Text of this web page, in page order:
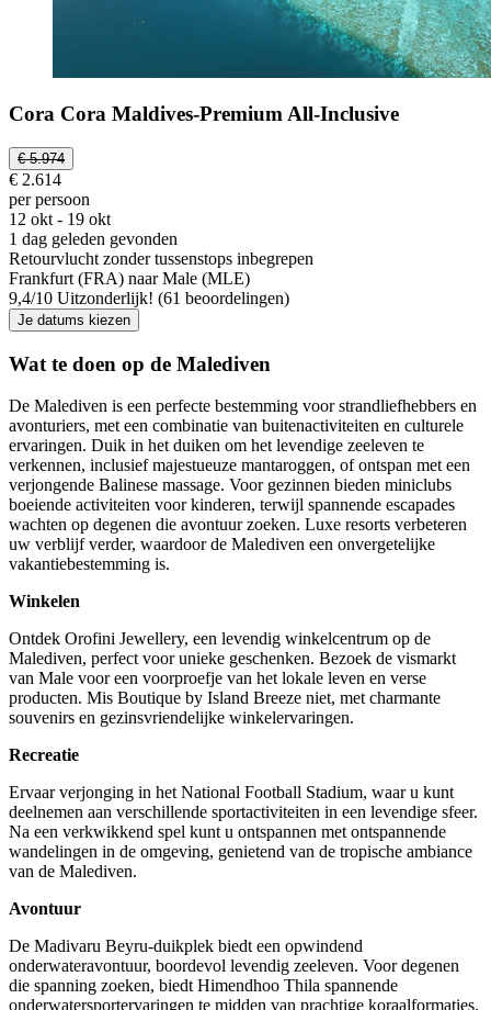
Cora Cora Maldives-Premium All-Inclusive
€ 5.974
€ 2.614
per persoon
12 okt - 19 okt
1 dag geleden gevonden
Retourvlucht zonder tussenstops inbegrepen
Frankfurt (FRA) naar Male (MLE)
9,4/10 Uitzonderlijk! (61 beoordelingen)
Je datums kiezen
Wat te doen op de Malediven
De Malediven is een perfecte bestemming voor strandliefhebbers en
avonturiers, met een combinatie van buitenactiviteiten en culturele
ervaringen. Duik in het duiken om het levendige zeeleven te
verkennen, inclusief majestueuze mantaroggen, of ontspan met een
verjongende Balinese massage. Voor gezinnen bieden miniclubs
boeiende activiteiten voor kinderen, terwijl spannende escapades
wachten op degenen die avontuur zoeken. Luxe resorts verbeteren
uw verblijf verder, waardoor de Malediven een onvergetelijke
vakantiebestemming is.
Winkelen
Ontdek Orofini Jewellery, een levendig winkelcentrum op de
Malediven, perfect voor unieke geschenken. Bezoek de vismarkt
van Male voor een voorproefje van het lokale leven en verse
producten. Mis Boutique by Island Breeze niet, met charmante
souvenirs en gezinsvriendelijke winkelervaringen.
Recreatie
Ervaar verjonging in het National Football Stadium, waar u kunt
deelnemen aan verschillende sportactiviteiten in een levendige sfeer.
Na een verkwikkend spel kunt u ontspannen met ontspannende
wandelingen in de omgeving, genietend van de tropische ambiance
van de Malediven.
Avontuur
De Madivaru Beyru-duikplek biedt een opwindend
onderwateravontuur, boordevol levendig zeeleven. Voor degenen
die spanning zoeken, biedt Himendhoo Thila spannende
onderwatersportervaringen te midden van prachtige koraalformaties.